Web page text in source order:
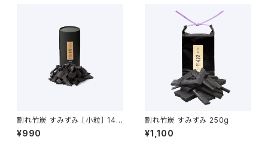
割れ竹炭 すみずみ ［小粒］ 140
g
¥990
割れ竹炭 すみずみ 250g
¥1,100